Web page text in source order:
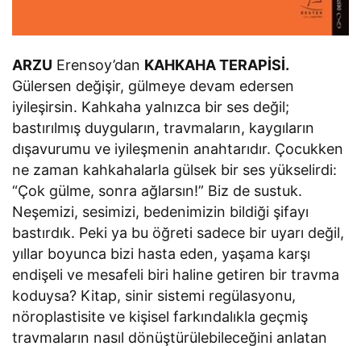
ARZU Erensoy’dan KAHKAHA TERAPİSİ.
Gülersen değişir, gülmeye devam edersen
iyileşirsin. Kahkaha yalnızca bir ses değil;
bastırılmış duyguların, travmaların, kaygıların
dışavurumu ve iyileşmenin anahtarıdır. Çocukken
ne zaman kahkahalarla gülsek bir ses yükselirdi:
“Çok gülme, sonra ağlarsın!” Biz de sustuk.
Neşemizi, sesimizi, bedenimizin bildiği şifayı
bastırdık. Peki ya bu öğreti sadece bir uyarı değil,
yıllar boyunca bizi hasta eden, yaşama karşı
endişeli ve mesafeli biri haline getiren bir travma
koduysa? Kitap, sinir sistemi regülasyonu,
nöroplastisite ve kişisel farkındalıkla geçmiş
travmaların nasıl dönüştürülebileceğini anlatan